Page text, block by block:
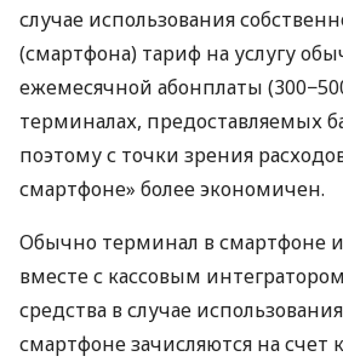
случае использования
(смартфона) тариф на услугу
ежемесячной абонплаты
терминалах, предоставляемых
поэтому с точки зрения
смартфоне» более экономичен.
Обычно терминал в смартфоне
вместе с кассовым
средства в случае
смартфоне зачисляются на счет